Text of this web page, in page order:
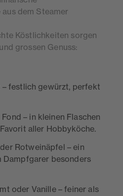
dem Steamer
Köstlichkeiten sorgen
grossen Genuss:
– festlich gewürzt, perfekt
– in kleinen Flaschen
aller Hobbyköche.
Rotweinäpfel – ein
Dampfgarer besonders
oder Vanille – feiner als